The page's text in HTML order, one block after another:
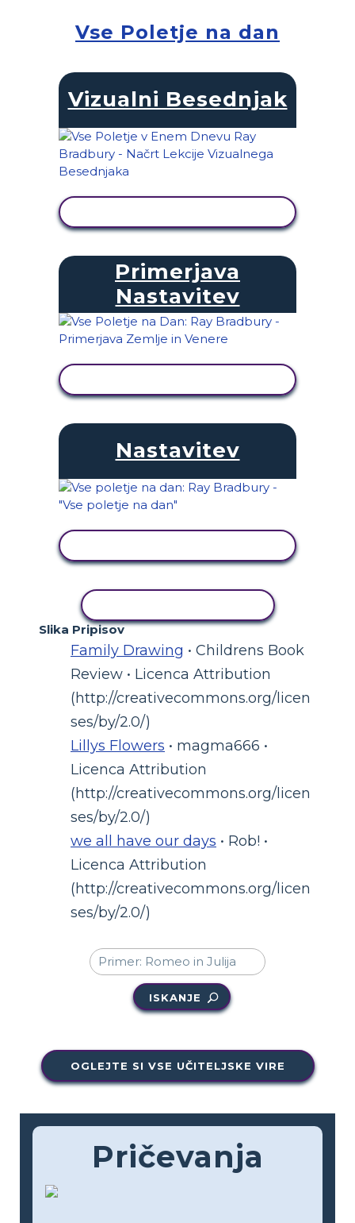
Vse Poletje na dan
Vizualni Besednjak
Primerjava
Nastavitev
Nastavitev
Slika Pripisov
Family Drawing • Childrens Book
Review • Licenca Attribution
(http://creativecommons.org/licen
ses/by/2.0/)
Lillys Flowers • magma666 •
Licenca Attribution
(http://creativecommons.org/licen
ses/by/2.0/)
we all have our days • Rob! •
Licenca Attribution
(http://creativecommons.org/licen
ses/by/2.0/)
ISKANJE
OGLEJTE SI VSE UČITELJSKE VIRE
Pričevanja